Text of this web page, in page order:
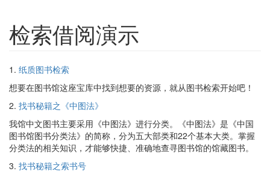
检索借阅演示
1. 纸质图书检索
想要在图书馆这座宝库中找到想要的资源，就从图书检索开始吧！
2. 找书秘籍之《中图法》
我馆中文图书主要采用《中图法》进行分类。《中图法》是《中国
图书馆图书分类法》的简称，分为五大部类和22个基本大类。掌握
分类法的相关知识，才能够快捷、准确地查寻图书馆的馆藏图书。
3. 找书秘籍之索书号